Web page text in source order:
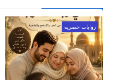
روايات حصريه